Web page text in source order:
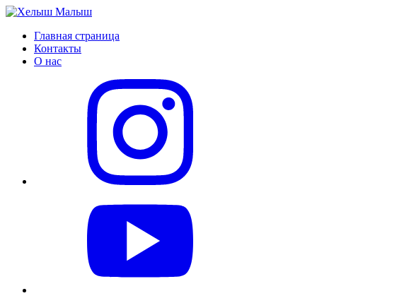
Главная страница
Контакты
О нас